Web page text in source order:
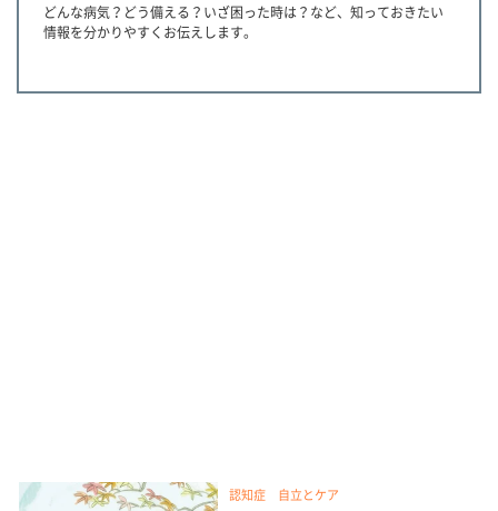
どんな病気？どう備える？いざ困った時は？など、知っておきたい
情報を分かりやすくお伝えします。
認知症 自立とケア